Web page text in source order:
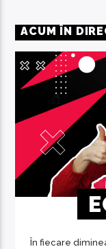
ACUM ÎN
În fiecare